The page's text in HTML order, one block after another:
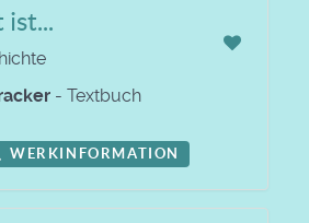
ist...
- Textbuch
WERKINFORMATION